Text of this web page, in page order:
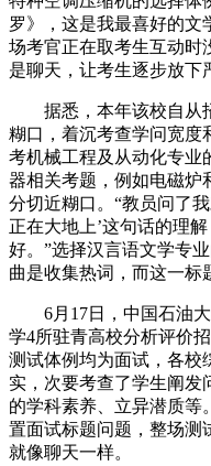
罗》，这是我最喜好的文
场考官正在取考生互动时
是聊天，让考生逐步放下
据悉，本年该校自从
糊口，着沉考查学问宽度
考机械工程及从动化专业
器相关考题，例如电磁炉
分切近糊口。“教员问了
正在大地上’这句话的理
好。”选择汉言语文学专
曲是收集热词，而这一标
6月17日，中国石油大
学4所驻青高校分析评价
测试体例均为面试，各校
实，次要考查了学生阐发
的学科素养、立异潜质等
置面试标题问题，整场测
就像聊天一样。